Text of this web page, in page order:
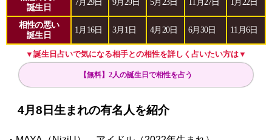
誕生日
相性の悪い
誕生日
1月16日 3月1日 4月20日 6月30日 11月6日
▼誕生日占いで気になる相手との相性を詳しく占いたい方は▼
【無料】2人の誕生日で相性を占う
4月8日生まれの有名人を紹介